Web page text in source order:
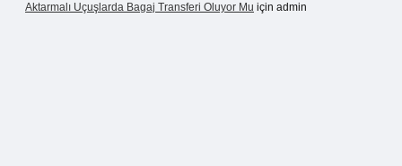
Aktarmalı Uçuşlarda Bagaj Transferi Oluyor Mu için admin